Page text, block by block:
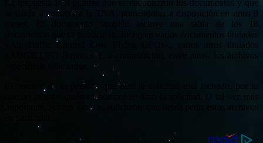
La respuesta FOI plantea que se encontraron los documentos y que
se darán a conocer a la TNA, poniéndolas a disposición en unos 9
meses. El documento también incluye una tabla de los 18
documentos que se publicarán. Incluyen varios documentos titulados
«Air Traffic Control Low Flying UFOs», varios otros titulados
«ADGE UFO Report.» Y, a continuación, entre otros, los archivos
El nombre de la persona que hizo la solicitud está tachado, por lo
que no se sabe quién ni por qué se hizo la solicitud. O tal vez más
importante, ¿cómo sabía el solicitante que debía pedir estos archivos